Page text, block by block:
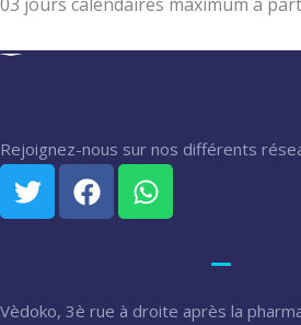
Rejoignez-nous sur nos différents
Vèdoko, 3è rue à droite après la